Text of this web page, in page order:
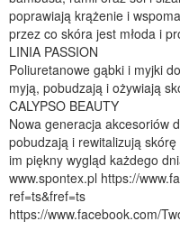
poprawiają krążenie i
przez co skóra jest młoda i
LINIA PASSION
Poliuretanowe gąbki i myjki
myją, pobudzają i ożywiają
CALYPSO BEAUTY
Nowa generacja akcesoriów
pobudzają i rewitalizują
im piękny wygląd każdego
www.spontex.pl https://
ref=ts&fref=ts
https://www.facebook.com/